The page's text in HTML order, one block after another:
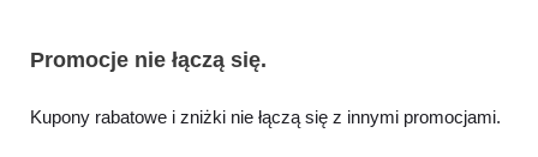
Promocje nie łączą się.
Kupony rabatowe i zniżki nie łączą się z innymi promocjami.